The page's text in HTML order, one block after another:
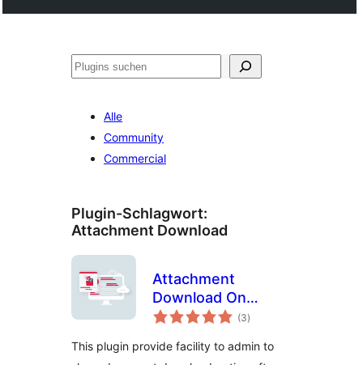
Suchen
Alle
Community
Commercial
Plugin-Schlagwort:
Attachment Download
Attachment
Download On
Gravity Form(3Bewertungen
insgesamt
)
This plugin provide facility to admin to